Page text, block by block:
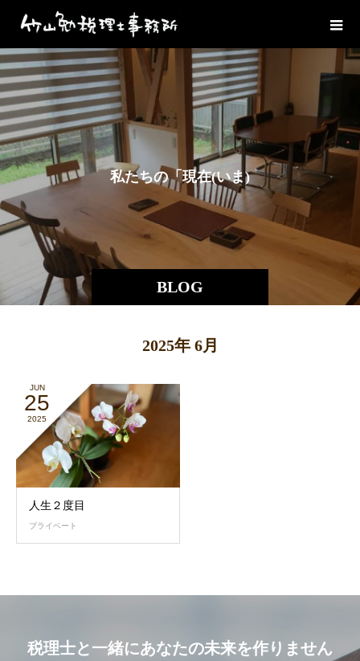
BLOG
私たちの「現在(いま)」
2025年 6月
JUN
25
2025
人生２度目
プライベート
税理士と一緒にあなたの未来を作りません